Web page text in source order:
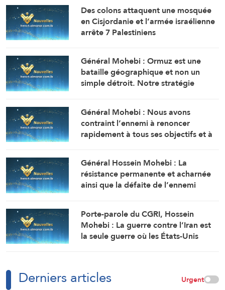
Des colons attaquent une mosquée
en Cisjordanie et l’armée israélienne
arrête 7 Palestiniens
Général Mohebi : Ormuz est une
bataille géographique et non un
simple détroit. Notre stratégie
contrôle jusqu’à ce que l’ennemi
accepte toutes nos conditions.
Général Mohebi : Nous avons
contraint l’ennemi à renoncer
rapidement à tous ses objectifs et à
d’Ormuz.
Général Hossein Mohebi : La
résistance permanente et acharnée
ainsi que la défaite de l’ennemi
et inébranlable.
Porte-parole du CGRI, Hossein
Mohebi : La guerre contre l’Iran est
la seule guerre où les États-Unis
Derniers articles Urgent